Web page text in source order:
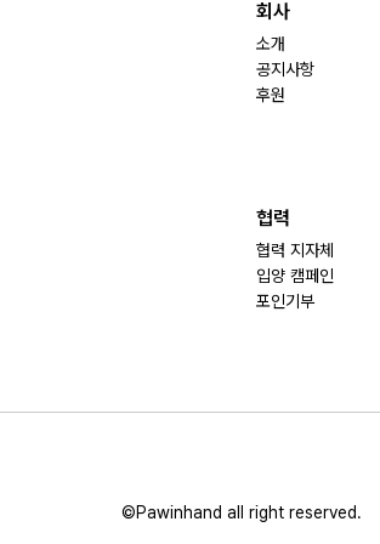
회사
소개
공지사항
후원
협력
협력 지자체
입양 캠페인
포인기부
©Pawinhand all right reserved.